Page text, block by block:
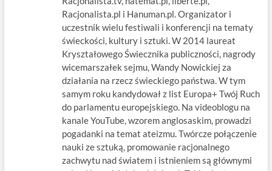
Racjonalista.pl i Hanuman.pl. Organizator i
uczestnik wielu festiwali i konferencji na tematy
świeckości, kultury i sztuki. W 2014 laureat
Kryształowego Świecznika publiczności, nagrody
wicemarszałek sejmu, Wandy Nowickiej za
działania na rzecz świeckiego państwa. W tym
samym roku kandydował z list Europa+ Twój Ruch
do parlamentu europejskiego. Na videoblogu na
kanale YouTube, wzorem anglosaskim, prowadzi
pogadanki na temat ateizmu. Twórcze połączenie
nauki ze sztuką, promowanie racjonalnego
zachwytu nad światem i istnieniem są głównymi